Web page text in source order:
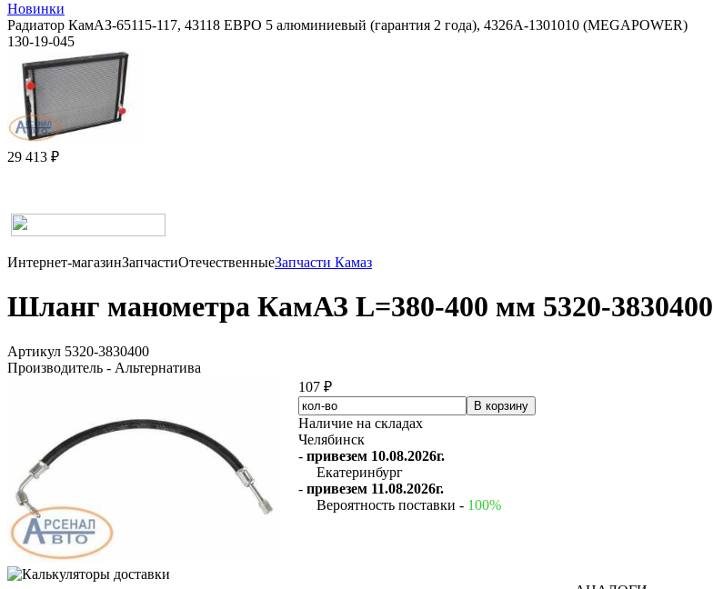
Новинки
Радиатор КамАЗ-65115-117, 43118 ЕВРО 5 алюминиевый (гарантия 2 года), 4326А-1301010 (MEGAPOWER)
130-19-045
29 413 ₽
Интернет-магазинЗапчастиОтечественныеЗапчасти Камаз
Шланг манометра КамАЗ L=380-400 мм 5320-3830400
Артикул 5320-3830400
Производитель - Альтернатива
107 ₽
Наличие на складах
Челябинск
- привезем 10.08.2026г.
Екатеринбург
- привезем 11.08.2026г.
Вероятность поставки - 100%